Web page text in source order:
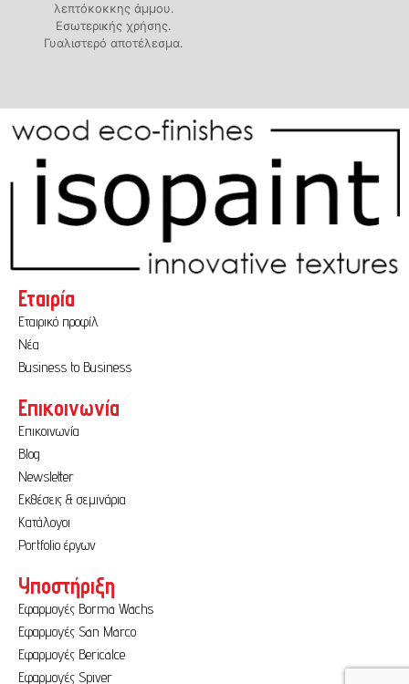
λεπτόκοκκης άμμου.
Εσωτερικής χρήσης.
Γυαλιστερό αποτέλεσμα.
Εταιρία
Εταιρικό προφίλ
Νέα
Business to Business
Επικοινωνία
Επικοινωνία
Blog
Newsletter
Εκθέσεις & σεμινάρια
Κατάλογοι
Portfolio έργων
Υποστήριξη
Εφαρμογές Borma Wachs
Εφαρμογές San Marco
Εφαρμογές Bericalce
Εφαρμογές Spiver